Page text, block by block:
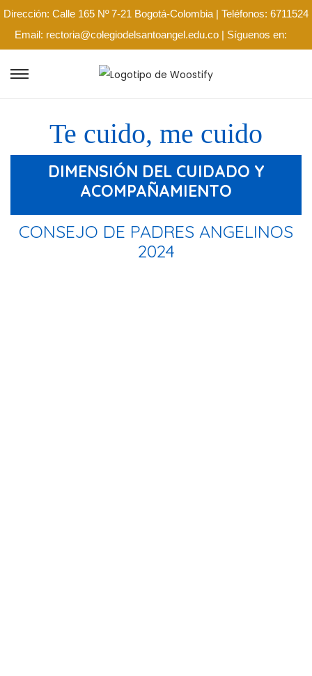
Dirección: Calle 165 Nº 7-21 Bogotá-Colombia | Teléfonos: 6711524
Email: rectoria@colegiodelsantoangel.edu.co | Síguenos en:
Te cuido, me cuido
DIMENSIÓN DEL CUIDADO Y
ACOMPAÑAMIENTO
CONSEJO DE PADRES ANGELINOS
2024